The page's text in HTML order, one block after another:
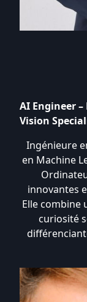
AI Engineer
Vision
Ingénieure
en Machine
innovantes
Elle combine
curiosité